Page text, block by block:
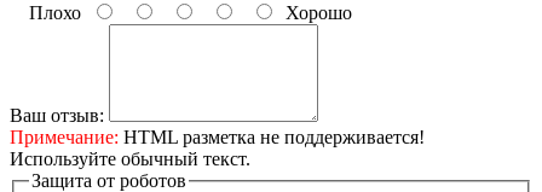
Плохо
Хорошо
Ваш отзыв:
Примечание: HTML разметка не поддерживается!
Используйте обычный текст.
Защита от роботов